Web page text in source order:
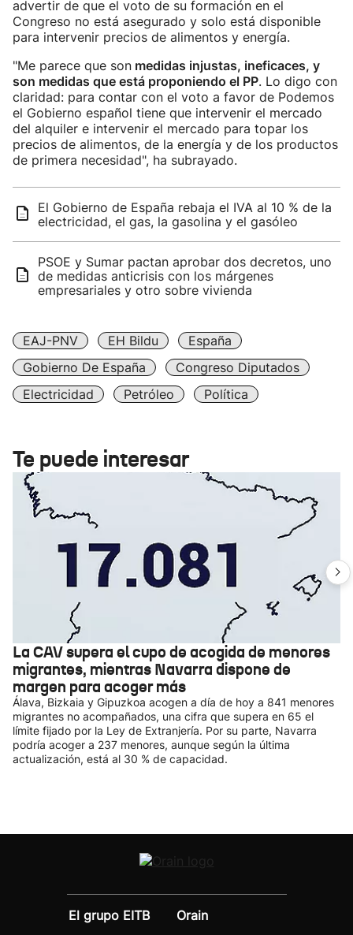
advertir de que el voto de su formación en el
Congreso no está asegurado y solo está disponible
para intervenir precios de alimentos y energía.
"Me parece que son medidas injustas, ineficaces, y
son medidas que está proponiendo el PP. Lo digo con
claridad: para contar con el voto a favor de Podemos
el Gobierno español tiene que intervenir el mercado
del alquiler e intervenir el mercado para topar los
precios de alimentos, de la energía y de los productos
de primera necesidad", ha subrayado.
El Gobierno de España rebaja el IVA al 10 % de la
electricidad, el gas, la gasolina y el gasóleo
PSOE y Sumar pactan aprobar dos decretos, uno
de medidas anticrisis con los márgenes
empresariales y otro sobre vivienda
EAJ-PNV EH Bildu
España
Gobierno De España
Congreso Diputados
Electricidad
Petróleo Política
Te puede interesar
La CAV supera el cupo de acogida de menores
migrantes, mientras Navarra dispone de
margen para acoger más
Álava, Bizkaia y Gipuzkoa acogen a día de hoy a 841 menores
migrantes no acompañados, una cifra que supera en 65 el
límite fijado por la Ley de Extranjería. Por su parte, Navarra
podría acoger a 237 menores, aunque según la última
actualización, está al 30 % de capacidad.
El grupo EITB
Orain